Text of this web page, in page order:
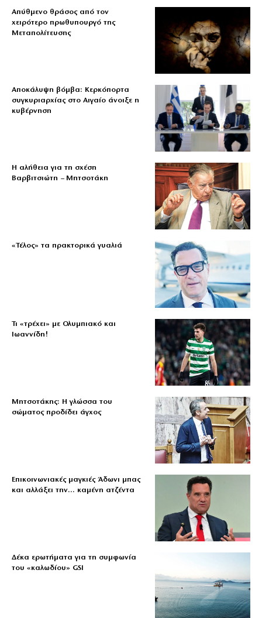
Απύθμενο θράσος από τον
χειρότερο πρωθυπουργό της
Μεταπολίτευσης
Αποκάλυψη βόμβα: Κερκόπορτα
συγκυριαρχίας στο Αιγαίο άνοιξε η
κυβέρνηση
Η αλήθεια για τη σχέση
Βαρβιτσιώτη – Μητσοτάκη
«Τέλος» τα πρακτορικά γυαλιά
Τι «τρέχει» με Ολυμπιακό και
Ιωαννίδη!
Μητσοτάκης: Η γλώσσα του
σώματος προδίδει άγχος
Επικοινωνιακές μαγκιές Άδωνι μπας
και αλλάξει την… καμένη ατζέντα
Δέκα ερωτήματα για τη συμφωνία
του «καλωδίου» GSI